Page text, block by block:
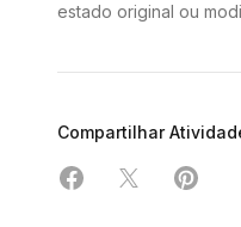
estado original ou
Compartilhar
Compartilhar em